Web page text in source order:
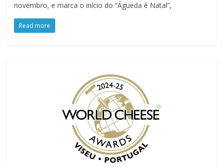
novembro, e marca o início do “Águeda é Natal”,
Read more